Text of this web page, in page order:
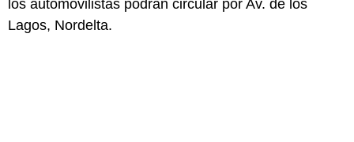
los automovilistas podrán circular por Av. de los
Lagos, Nordelta.